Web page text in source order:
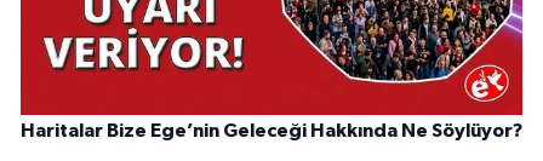
Haritalar Bize Ege’nin Geleceği Hakkında Ne Söylüyor?